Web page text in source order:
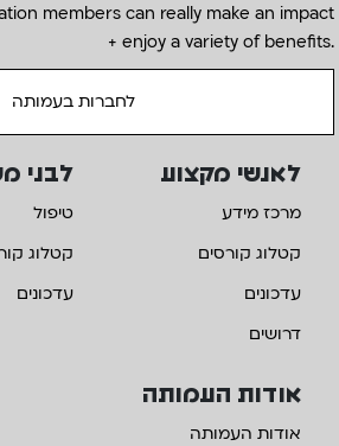
members can really make an impact
+ enjoy a variety of benefits.
לחברות בעמותה
אודות העמותה
אודות העמותה
לאנשי מקצוע
מרכז מידע
קטלוג קורסים
עדכונים
דרושים
לבני
טיפול
קטלוג
עדכונים